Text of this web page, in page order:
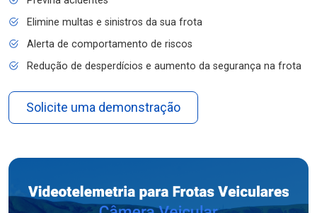
Elimine multas e sinistros da sua frota
Alerta de comportamento de riscos
Redução de desperdícios e aumento da segurança na frota
Solicite uma demonstração